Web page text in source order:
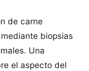
de carne
biopsias
Una
el aspecto del